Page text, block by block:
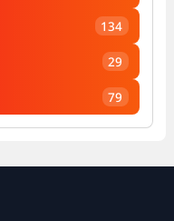
134
29
79